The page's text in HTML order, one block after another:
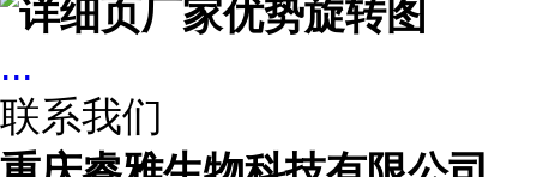
...
联系我们